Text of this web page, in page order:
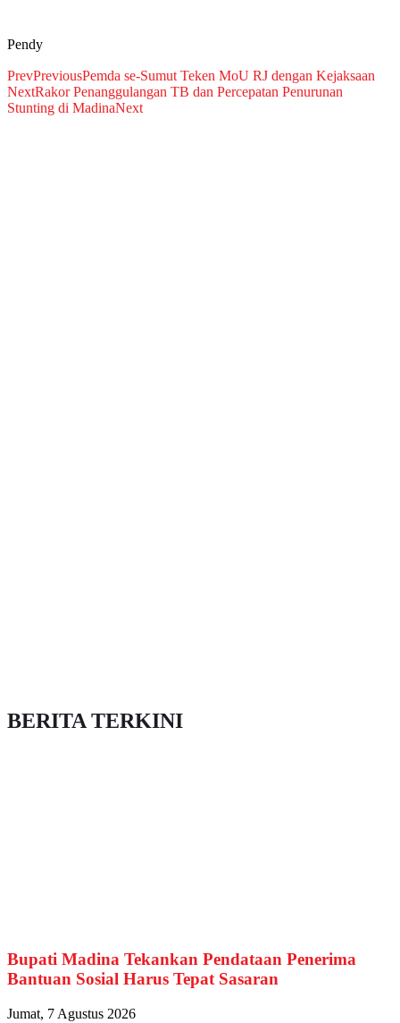
Pendy
PrevPreviousPemda se-Sumut Teken MoU RJ dengan Kejaksaan
NextRakor Penanggulangan TB dan Percepatan Penurunan
Stunting di MadinaNext
BERITA TERKINI
Bupati Madina Tekankan Pendataan Penerima
Bantuan Sosial Harus Tepat Sasaran
Jumat, 7 Agustus 2026